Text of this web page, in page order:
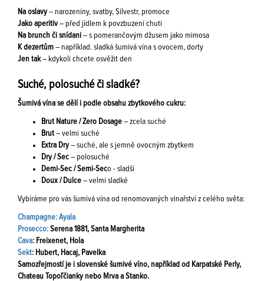
Na oslavy– narozeniny, svatby, Silvestr, promoce
Jako aperitiv– před jídlem k povzbuzení chuti
Na brunch či snídani – s pomerančovým džusem jako mimosa
K dezertům – například. sladká šumivá vína s ovocem, dorty
Jen tak– kdykoli chcete osvěžit den
Suché, polosuché či sladké?
Šumivá vína se dělí i podle obsahu zbytkového cukru:
Brut Nature / Zero Dosage – zcela suché
Brut – velmi suché
Extra Dry– suché, ale s jemně ovocným zbytkem
Dry / Sec – polosuché
Demi-Sec / Semi-Seco - sladší
Doux / Dulce – velmi sladké
Vybíráme pro vás šumivá vína od renomovaných vinařství z celého světa:
Champagne: Ayala
Prosecco: Serena 1881, Santa Margherita
Cava: Freixenet, Hola
Sekt: Hubert, Hacaj, Pavelka
Samozřejmostí je i slovenské šumivé víno, například od Karpatské Perly,
Chateau Topoľčianky nebo Mrva a Stanko.